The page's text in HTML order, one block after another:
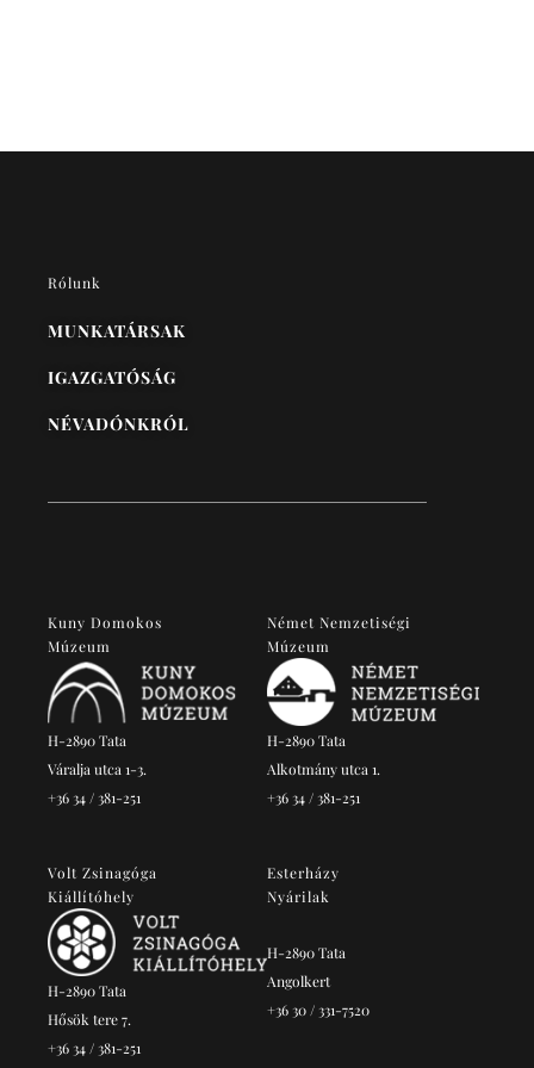
Rólunk
MUNKATÁRSAK
IGAZGATÓSÁG
NÉVADÓNKRÓL
Kuny Domokos
Múzeum
H-2890 Tata
Váralja utca 1-3.
+36 34 / 381-251
Német Nemzetiségi
Múzeum
H-2890 Tata
Alkotmány utca 1.
+36 34 / 381-251
Volt Zsinagóga
Kiállítóhely
H-2890 Tata
Hősök tere 7.
+36 34 / 381-251
Esterházy
Nyárilak
H-2890 Tata
Angolkert
+36 30 / 331-7520